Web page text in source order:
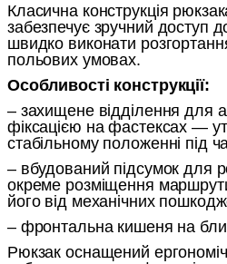
Класична конструкція
забезпечує зручний доступ
швидко виконати
польових умовах.
Особливості конструкції:
– захищене відділення для
фіксацією на фастексах —
стабільному положенні під
– вбудований підсумок для
окреме розміщення
його від механічних
– фронтальна кишеня на
Рюкзак оснащений